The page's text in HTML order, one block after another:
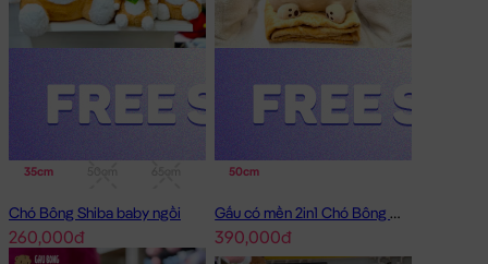
35cm 95cm
Chó Bông Shiba baby ngồi
260,000đ
50cm
Gấu có mền 2in1 Chó Bông Mặt Xệ Đội Gà
390,000đ